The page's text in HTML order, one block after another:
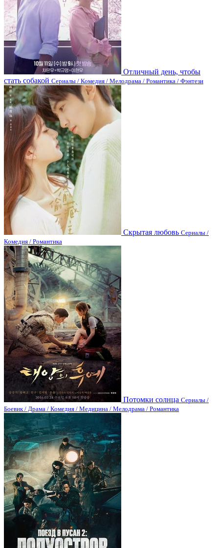
Отличный день, чтобы
стать собакой Сериалы / Комедия / Мелодрама / Романтика / Фэнтези
Скрытая любовь Сериалы /
Комедия / Романтика
Потомки солнца Сериалы /
Боевик / Драма / Комедия / Медицина / Мелодрама / Романтика